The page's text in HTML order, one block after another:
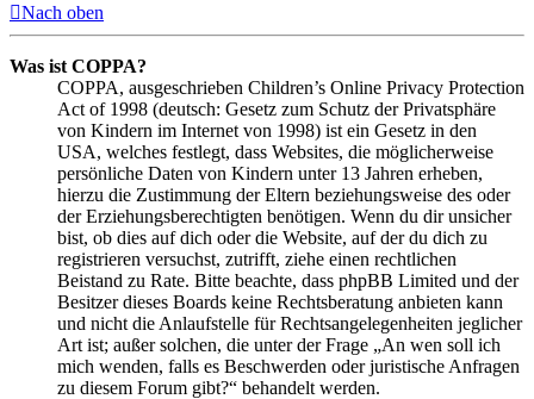
Nach oben
Was ist COPPA?
COPPA, ausgeschrieben Children’s Online Privacy Protection
Act of 1998 (deutsch: Gesetz zum Schutz der Privatsphäre
von Kindern im Internet von 1998) ist ein Gesetz in den
USA, welches festlegt, dass Websites, die möglicherweise
persönliche Daten von Kindern unter 13 Jahren erheben,
hierzu die Zustimmung der Eltern beziehungsweise des oder
der Erziehungsberechtigten benötigen. Wenn du dir unsicher
bist, ob dies auf dich oder die Website, auf der du dich zu
registrieren versuchst, zutrifft, ziehe einen rechtlichen
Beistand zu Rate. Bitte beachte, dass phpBB Limited und der
Besitzer dieses Boards keine Rechtsberatung anbieten kann
und nicht die Anlaufstelle für Rechtsangelegenheiten jeglicher
Art ist; außer solchen, die unter der Frage „An wen soll ich
mich wenden, falls es Beschwerden oder juristische Anfragen
zu diesem Forum gibt?“ behandelt werden.